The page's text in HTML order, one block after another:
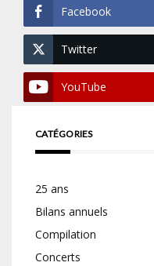
Facebook
Twitter
YouTube
CATÉGORIES
25 ans
Bilans annuels
Compilation
Concerts